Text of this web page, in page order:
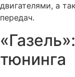
двигателями, а
передач.
тюнинга